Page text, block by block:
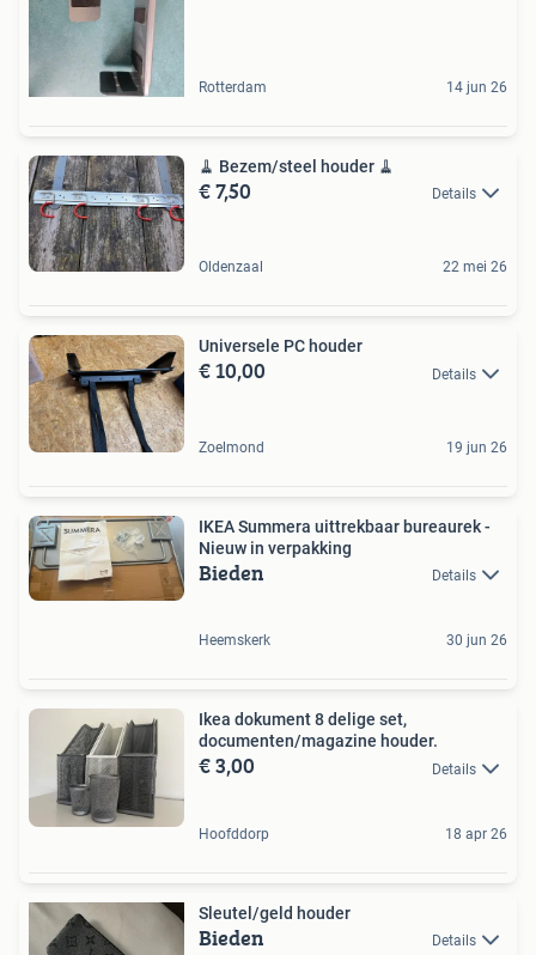
Rotterdam 14 jun 26
🧹 Bezem/steel houder 🧹
€ 7,50 Details
Oldenzaal 22 mei 26
Universele PC houder
€ 10,00 Details
Zoelmond 19 jun 26
IKEA Summera uittrekbaar bureaurek -
Nieuw in verpakking
Bieden Details
Heemskerk 30 jun 26
Ikea dokument 8 delige set,
documenten/magazine houder.
€ 3,00 Details
Hoofddorp 18 apr 26
Sleutel/geld houder
Bieden Details